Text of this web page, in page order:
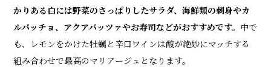
かりある白には野菜のさっぱりしたサラダ、海鮮類の刺身やカ
ルパッチョ、アクアパッツァやお寿司などがおすすめです。 中で
も、レモンをかけた牡蠣と辛口ワインは酸が絶妙にマッチする
組み合わせで最高のマリアージュとなります。